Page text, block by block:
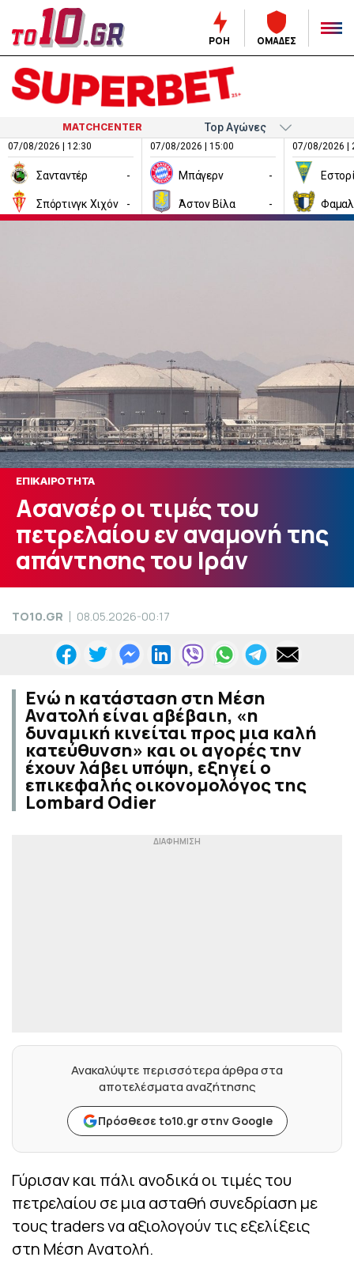
ΡΟΗ ΟΜΑΔΕΣ
MATCHCENTER
07/08/2026 | 12:30
Σανταντέρ -
Σπόρτινγκ Χιχόν -
07/08/2026 | 15:00
Μπάγερν -
Άστον Βίλα -
07/08/2026 |
ΕΠΙΚΑΙΡΟΤΗΤΑ
Ασανσέρ οι τιμές του
πετρελαίου εν αναμονή της
απάντησης του Ιράν
TO10.GR 08.05.2026-00:17
Ενώ η κατάσταση στη Μέση
Ανατολή είναι αβέβαιη, «η
δυναμική κινείται προς μια καλή
κατεύθυνση» και οι αγορές την
έχουν λάβει υπόψη, εξηγεί ο
επικεφαλής οικονομολόγος της
Lombard Odier
Ανακαλύψτε περισσότερα άρθρα στα
αποτελέσματα αναζήτησης
Πρόσθεσε to10.gr στην Google
Γύρισαν και πάλι ανοδικά οι τιμές του
πετρελαίου σε μια ασταθή συνεδρίαση με
τους traders να αξιολογούν τις εξελίξεις
στη Μέση Ανατολή.